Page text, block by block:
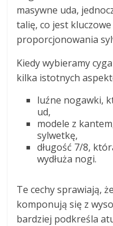
masywne uda,
talię, co jest
proporcjonowania
Kiedy wybieramy
kilka istotnych
luźne nogawki,
ud,
modele z
sylwetkę,
długość 7/8,
wydłuża nogi.
Te cechy sprawiają,
komponują się z
bardziej podkreśla